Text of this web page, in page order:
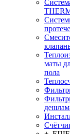
маты
пола